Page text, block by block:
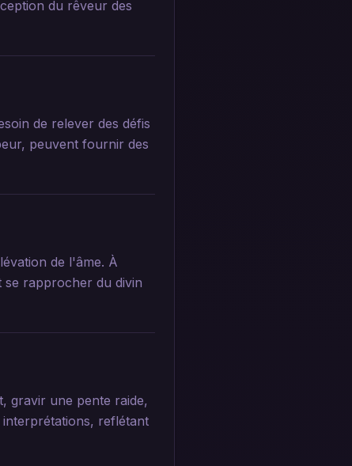
du rêveur des
de relever des défis
peuvent fournir des
de l'âme. À
se rapprocher du divin
gravir une pente raide,
reflétant